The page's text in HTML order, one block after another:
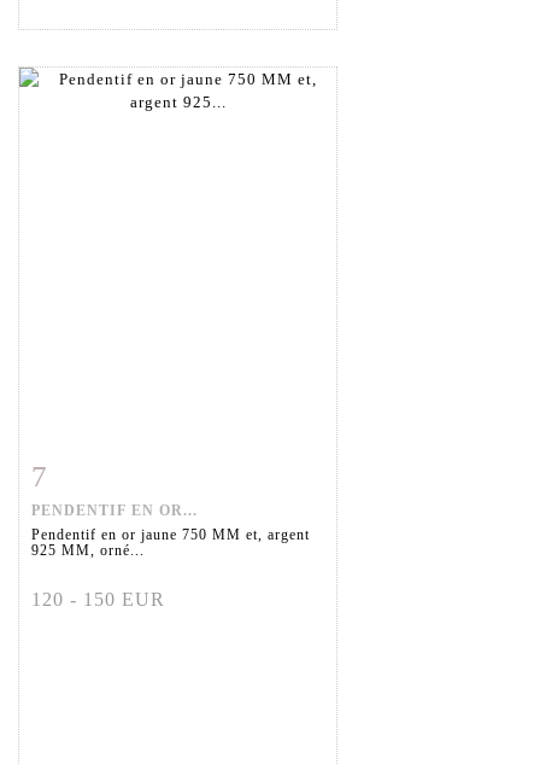
7
PENDENTIF EN OR...
Pendentif en or jaune 750 MM et, argent
925 MM, orné...
120 - 150 EUR